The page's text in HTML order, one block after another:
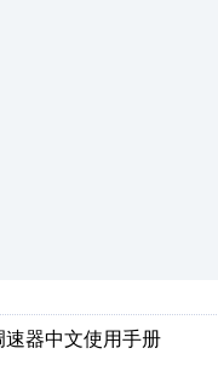
速器中文使用手册